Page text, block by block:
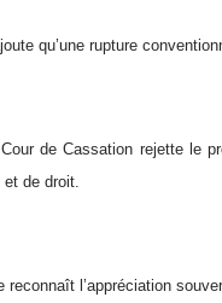
qu’une rupture
de Cassation rejette le
et de droit.
reconnaît l’appréciation